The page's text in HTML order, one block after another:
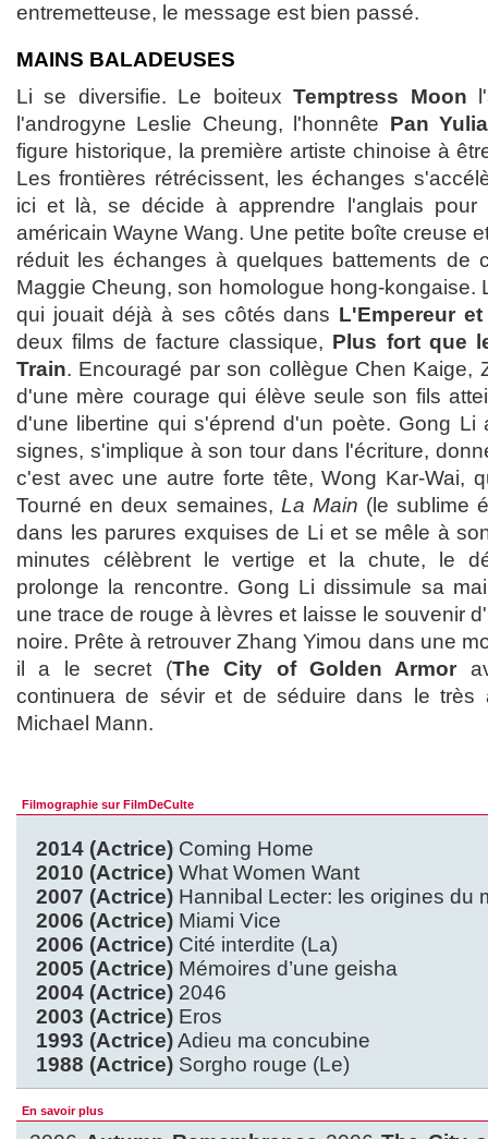
entremetteuse, le message est bien passé.
MAINS BALADEUSES
Li se diversifie. Le boiteuxTemptress Moon
l'androgyne Leslie Cheung, l'honnête Pan
figure historique, la première artiste chinoise à
Les frontières rétrécissent, les échanges
ici et là, se décide à apprendre l'anglais pour
américain Wayne Wang. Une petite boîte creuse
réduit les échanges à quelques battements de
Maggie Cheung, son homologue hong-kongaise.
qui jouait déjà à ses côtés dans L'Empereur
deux films de facture classique, Plus fort que
Train. Encouragé par son collègue Chen Kaige,
d'une mère courage qui élève seule son fils
d'une libertine qui s'éprend d'un poète. Gong Li
signes, s'implique à son tour dans l'écriture,
c'est avec une autre forte tête, Wong Kar-Wai,
Tourné en deux semaines, La Main (le sublime
dans les parures exquises de Li et se mêle à
minutes célèbrent le vertige et la chute, le
prolonge la rencontre. Gong Li dissimule sa
une trace de rouge à lèvres et laisse le souvenir
noire. Prête à retrouver Zhang Yimou dans une
il a le secret (The City of Golden Armor
continuera de sévir et de séduire dans le très
Michael Mann.
Filmographie sur FilmDeCulte
2014 (Actrice) Coming Home
2010 (Actrice) What Women Want
2007 (Actrice) Hannibal Lecter: les origines du
2006 (Actrice) Miami Vice
2006 (Actrice) Cité interdite (La)
2005 (Actrice) Mémoires d’une geisha
2004 (Actrice) 2046
2003 (Actrice) Eros
1993 (Actrice)Adieu ma concubine
1988 (Actrice) Sorgho rouge (Le)
En savoir plus